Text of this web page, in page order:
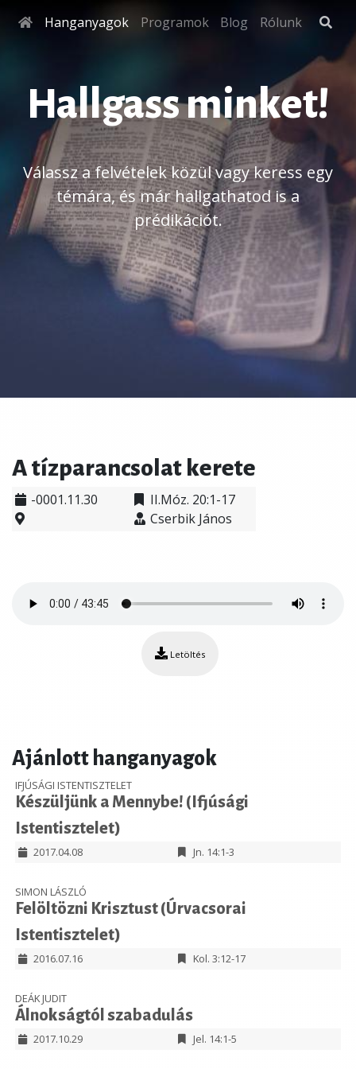
Hanganyagok Programok Blog Rólunk
Hallgass minket!
Válassz a felvételek közül vagy keress egy
témára, és már hallgathatod is a
prédikációt.
A tízparancsolat kerete
-0001.11.30
II.Móz. 20:1-17
Cserbik János
Letöltés
Ajánlott hanganyagok
IFJÚSÁGI ISTENTISZTELET
Készüljünk a Mennybe! (Ifjúsági
Istentisztelet)
2017.04.08 Jn. 14:1-3
SIMON LÁSZLÓ
Felöltözni Krisztust (Úrvacsorai
Istentisztelet)
2016.07.16 Kol. 3:12-17
DEÁK JUDIT
Álnokságtól szabadulás
2017.10.29 Jel. 14:1-5